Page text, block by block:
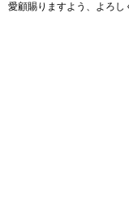
愛顧賜りますよう、よろし